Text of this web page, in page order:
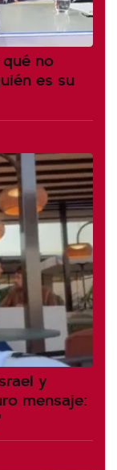
no
es su
y
mensaje: